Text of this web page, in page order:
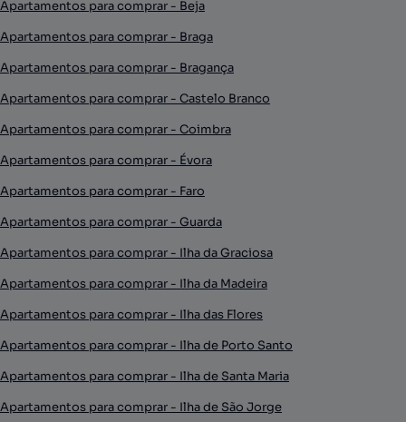
Apartamentos para comprar - Beja
Apartamentos para comprar - Braga
Apartamentos para comprar - Bragança
Apartamentos para comprar - Castelo Branco
Apartamentos para comprar - Coimbra
Apartamentos para comprar - Évora
Apartamentos para comprar - Faro
Apartamentos para comprar - Guarda
Apartamentos para comprar - Ilha da Graciosa
Apartamentos para comprar - Ilha da Madeira
Apartamentos para comprar - Ilha das Flores
Apartamentos para comprar - Ilha de Porto Santo
Apartamentos para comprar - Ilha de Santa Maria
Apartamentos para comprar - Ilha de São Jorge